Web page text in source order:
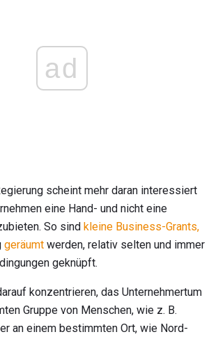
ad
scheint mehr daran interessiert
eine Hand- und nicht eine
So sind kleine Business-Grants,
geräumt werden, relativ selten und immer
geknüpft.
konzentrieren, das Unternehmertum
Gruppe von Menschen, wie z. B.
an einem bestimmten Ort, wie Nord-